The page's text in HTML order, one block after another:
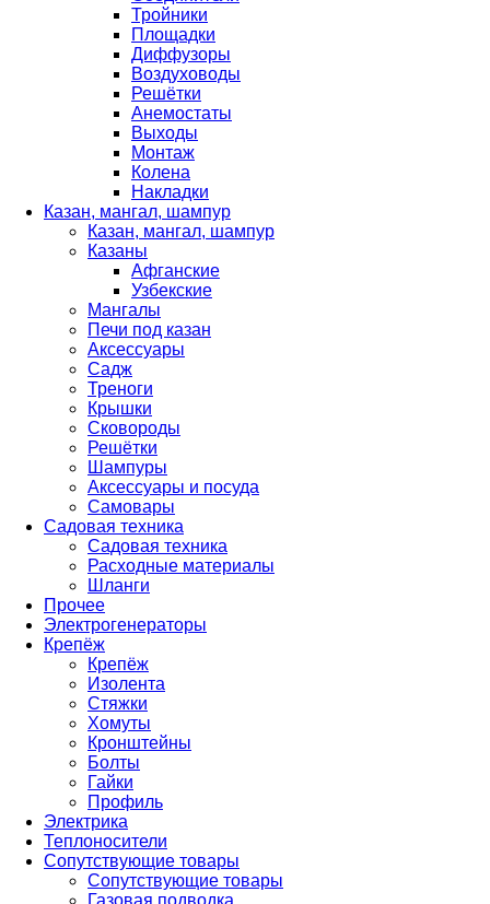
Тройники
Площадки
Диффузоры
Воздуховоды
Решётки
Анемостаты
Выходы
Монтаж
Колена
Накладки
Казан, мангал, шампур
Казан, мангал, шампур
Казаны
Афганские
Узбекские
Мангалы
Печи под казан
Аксессуары
Садж
Треноги
Крышки
Сковороды
Решётки
Шампуры
Аксессуары и посуда
Самовары
Садовая техника
Садовая техника
Расходные материалы
Шланги
Прочее
Электрогенераторы
Крепёж
Крепёж
Изолента
Стяжки
Хомуты
Кронштейны
Болты
Гайки
Профиль
Электрика
Теплоносители
Сопутствующие товары
Сопутствующие товары